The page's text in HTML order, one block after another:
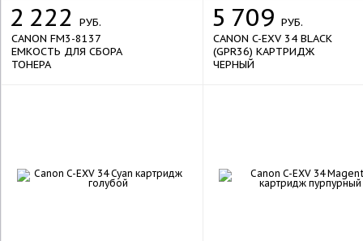
2 222
РУБ.
CANON FM3-8137
ЕМКОСТЬ ДЛЯ СБОРА
ТОНЕРА
5 709 РУБ.
CANON C-EXV 34 BLACK
(GPR36) КАРТРИДЖ
ЧЕРНЫЙ